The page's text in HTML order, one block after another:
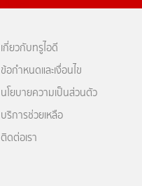
เกี่ยวกับทรูไอดี
ข้อกำหนดและเงื่อนไข
นโยบายความเป็นส่วนตัว
บริการช่วยเหลือ
ติดต่อเรา